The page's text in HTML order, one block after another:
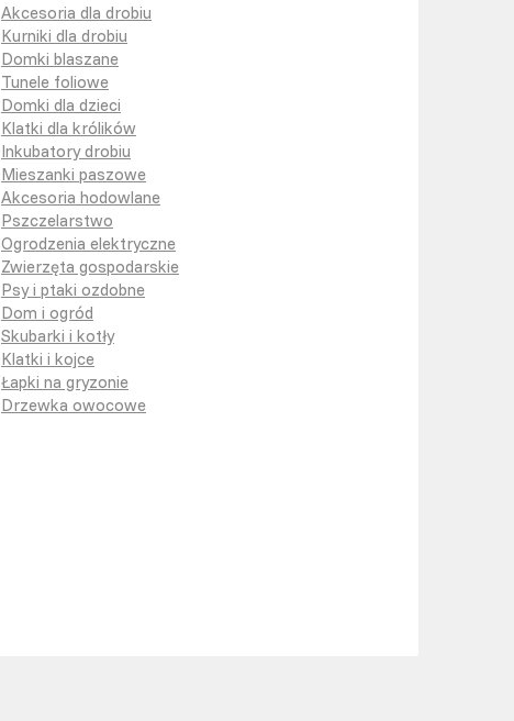
Akcesoria dla drobiu
Kurniki dla drobiu
Domki blaszane
Tunele foliowe
Domki dla dzieci
Klatki dla królików
Inkubatory drobiu
Mieszanki paszowe
Akcesoria hodowlane
Pszczelarstwo
Ogrodzenia elektryczne
Zwierzęta gospodarskie
Psy i ptaki ozdobne
Dom i ogród
Skubarki i kotły
Klatki i kojce
Łapki na gryzonie
Drzewka owocowe